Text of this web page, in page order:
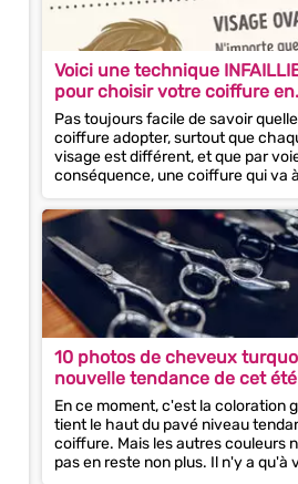
Voici une technique
pour choisir votre coiffure en
fonction de la forme de votre
visage !
Pas toujours facile de savoir quelle
coiffure adopter, surtout que
visage est différent, et que par
conséquence, une coiffure qui va à
merveille à votre...
10 photos de cheveux
nouvelle tendance de cet
En ce moment, c'est la coloration
tient le haut du pavé niveau
coiffure. Mais les autres couleurs
pas en reste non plus. Il n'y a qu'à